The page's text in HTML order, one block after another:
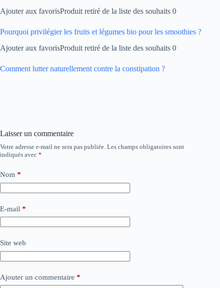
Ajouter aux favorisProduit retiré de la liste des souhaits 0
Pourquoi privilégier les fruits et légumes bio pour les smoothies ?
Ajouter aux favorisProduit retiré de la liste des souhaits 0
Comment lutter naturellement contre la constipation ?
Laisser un commentaire
Votre adresse e-mail ne sera pas publiée. Les champs obligatoires sont
indiqués avec *
Nom *
E-mail *
Site web
Ajouter un commentaire *